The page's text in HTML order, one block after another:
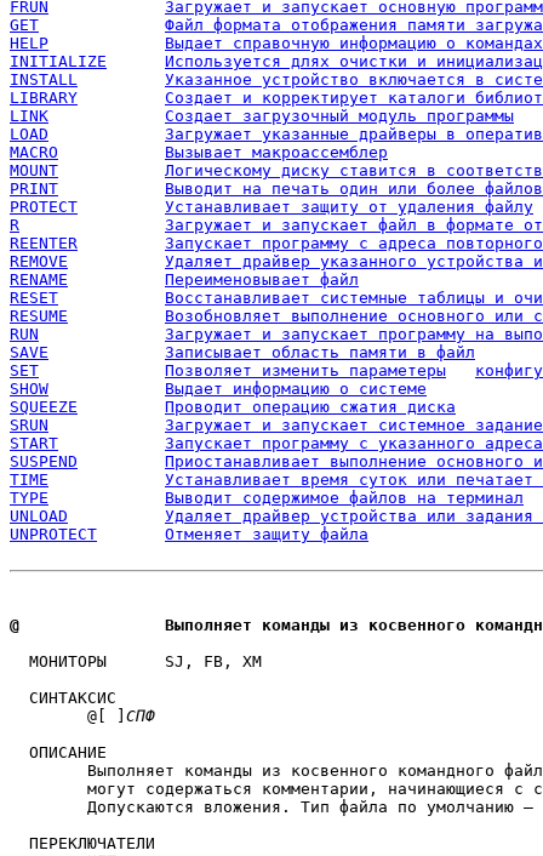
FRUN		Загружает и запускает основную
GET		Файл формата отображения памяти
HELP		Выдает справочную информацию о командах
INITIALIZE	Используется длях очистки и
INSTALL		Указанное устройство включается в
LIBRARY		Создает и корректирует каталоги
LINK		Создает загрузочный модуль программы
LOAD		Загружает указанные драйверы в
MACRO		Вызывает макроассемблер
MOUNT		Логическому диску ставится в
PRINT		Выводит на печать один или более файлов
PROTECT		Устанавливает защиту от удаления файлу
R		Загружает и запускает файл в формате
REENTER		Запускает программу с адреса
REMOVE		Удаляет драйвер указанного
RENAME		Переименовывает файл
RESET		Восстанавливает системные таблицы
RESUME		Возобновляет выполнение основного
RUN		Загружает и запускает программу на
SAVE		Записывает область памяти в файл
SET		Позволяет
SHOW		Выдает информацию о системе
SQUEEZE		Проводит операцию сжатия диска
SRUN		Загружает и запускает системное задание
START		Запускает программу с указанного адреса
SUSPEND		Приостанавливает выполнение
TIME		Устанавливает время суток или
TYPE		Выводит содержимое файлов на терминал
UNLOAD		Удаляет драйвер устройства или
UNPROTECT	Отменяет защиту файла
@		Выполняет команды из косвенного
  МОНИТОРЫ 	SJ, FB, XM
  СИНТАКСИС
	@[ ]
СПФ
  ОПИСАНИЕ
Выполняет команды из косвенного командного
  ПЕРЕКЛЮЧАТЕЛИ